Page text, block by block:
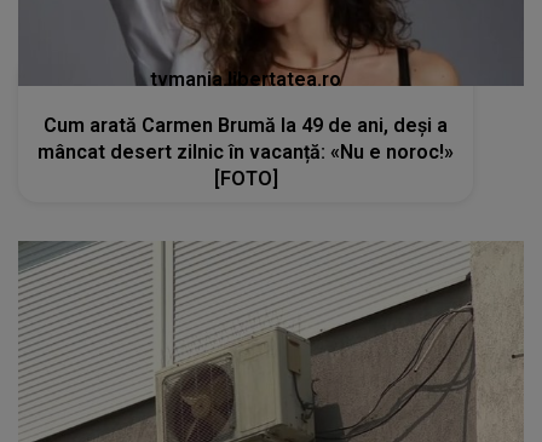
tvmania.libertatea.ro
Cum arată Carmen Brumă la 49 de ani, deși a
mâncat desert zilnic în vacanță: «Nu e noroc!»
[FOTO]